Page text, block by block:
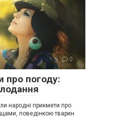
0
про погоду:
народні прикмети про
поведінкою тварин